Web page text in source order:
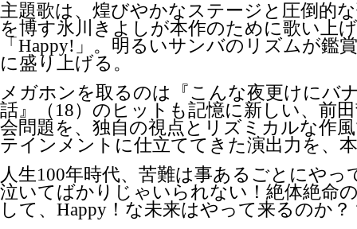
主題歌は、煌びやかなステージと圧倒的
を博す氷川きよしが本作のために歌い上
「Happy!」。明るいサンバのリズムが鑑
に盛り上げる。
メガホンを取るのは『こんな夜更けにバ
話』（18）のヒットも記憶に新しい、前
会問題を、独自の視点とリズミカルな作
テインメントに仕立ててきた演出力を、
人生100年時代、苦難は事あるごとにやっ
泣いてばかりじゃいられない！絶体絶命
して、Happy！な未来はやって来るのか？